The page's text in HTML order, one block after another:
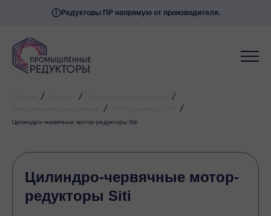
Редукторы ПР напрямую от производителя.
/ / /
/ /
Цилиндро-червячные мотор-редукторы Siti
Цилиндро-червячные мотор-
редукторы Siti